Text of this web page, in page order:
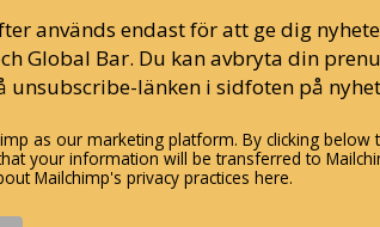
används endast för att ge dig
Global Bar. Du kan avbryta din
unsubscribe-länken i sidfoten på
as our marketing platform. By clicking below
your information will be transferred to
Mailchimp's privacy practices here.